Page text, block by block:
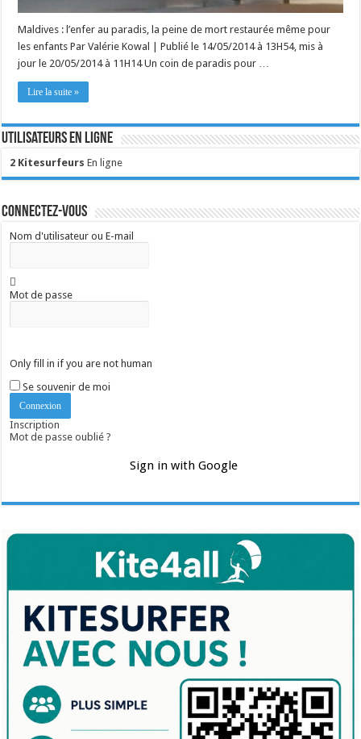
Maldives : l’enfer au paradis, la peine de mort restaurée même pour
les enfants Par Valérie Kowal | Publié le 14/05/2014 à 13H54, mis à
jour le 20/05/2014 à 11H14 Un coin de paradis pour …
Lire la suite »
Utilisateurs en ligne
2 Kitesurfeurs En ligne
Connectez-vous
Nom d'utilisateur ou E-mail
Mot de passe
Only fill in if you are not human
Se souvenir de moi
Inscription
Mot de passe oublié ?
Sign in with Google